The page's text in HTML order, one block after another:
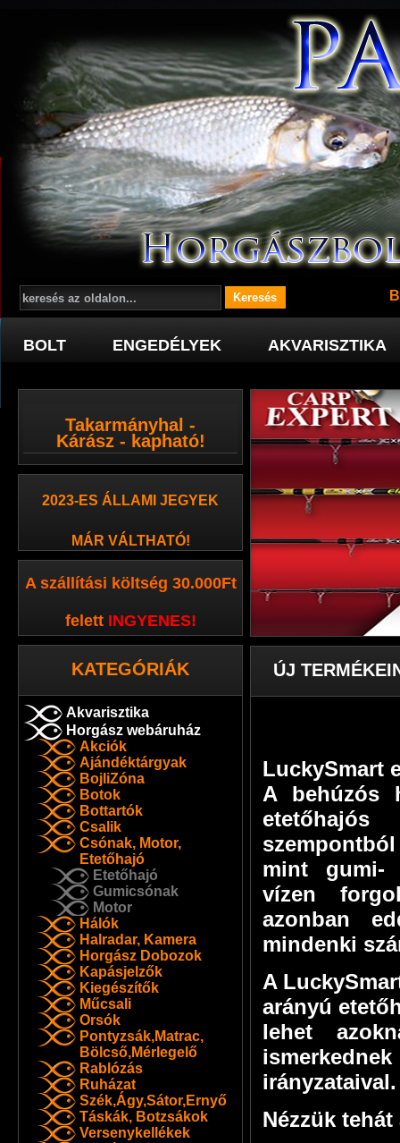
BOLT ENGEDÉLYEK AKVARISZTIKA
Takarmányhal -
Kárász - kapható!
2023-ES ÁLLAMI JEGYEK
MÁR VÁLTHATÓ!
A szállítási költség 30.000Ft
felett INGYENES!
KATEGÓRIÁK
Akvarisztika
Horgász webáruház
Akciók
Ajándéktárgyak
BojliZóna
Botok
Bottartók
Csalik
Csónak, Motor,
Etetőhajó
Etetőhajó
Gumicsónak
Motor
Hálók
Halradar, Kamera
Horgász Dobozok
Kapásjelzők
Kiegészítők
Műcsali
Orsók
Pontyzsák,Matrac,
Bölcső,Mérlegelő
Rablózás
Ruházat
Szék,Ágy,Sátor,Ernyő
Táskák, Botzsákok
Versenykellékek
ÚJ
LuckySmart
A behúzós
mint gumi-
vízen
azonban
mindenki
A
arányú
lehet
irányzataival.
Nézzük